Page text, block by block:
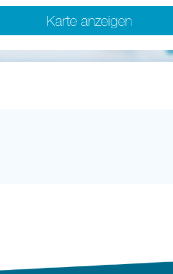
Karte anzeigen